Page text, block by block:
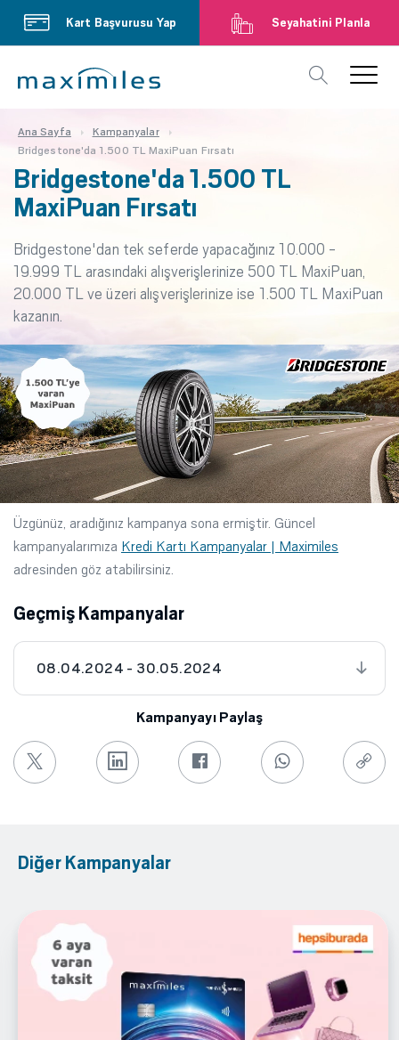
Kart Başvurusu Yap Seyahatini Planla
Ana Sayfa
Kampanyalar
Bridgestone'da 1.500 TL MaxiPuan Fırsatı
Bridgestone'da 1.500 TL
MaxiPuan Fırsatı
Bridgestone'dan tek seferde yapacağınız 10.000 -
19.999 TL arasındaki alışverişlerinize 500 TL MaxiPuan,
20.000 TL ve üzeri alışverişlerinize ise 1.500 TL MaxiPuan
kazanın.
Üzgünüz, aradığınız kampanya sona ermiştir. Güncel
kampanyalarımıza Kredi Kartı Kampanyalar | Maximiles
adresinden göz atabilirsiniz.
Geçmiş Kampanyalar
08.04.2024 - 30.05.2024
Kampanyayı Paylaş
Diğer Kampanyalar